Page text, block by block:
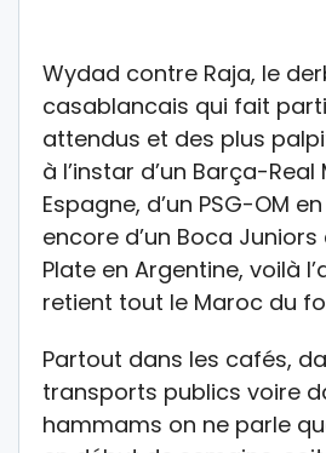
Wydad contre Raja, le
casablancais qui fait
attendus et des plus
à l’instar d’un Barça-Real
Espagne, d’un PSG-OM
encore d’un Boca
Plate en Argentine, voilà
retient tout le Maroc du
Partout dans les cafés,
transports publics voire
hammams on ne parle